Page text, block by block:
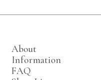
About
Information
FAQ